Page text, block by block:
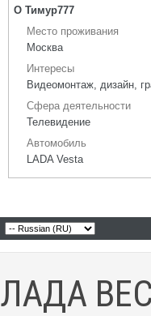
О Тимур777
Место проживания
Москва
Интересы
Видеомонтаж, дизайн,
Сфера деятельности
Телевидение
Автомобиль
LADA Vesta
ЛАДА